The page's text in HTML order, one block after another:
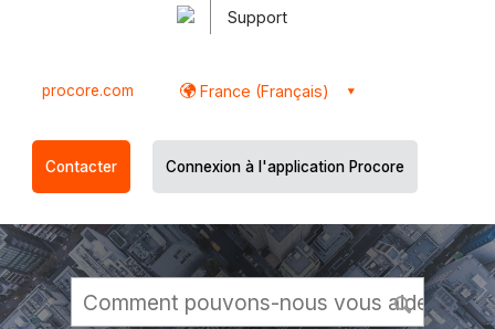
Support
procore.com France (Français)
Contacter Connexion à l'application Procore